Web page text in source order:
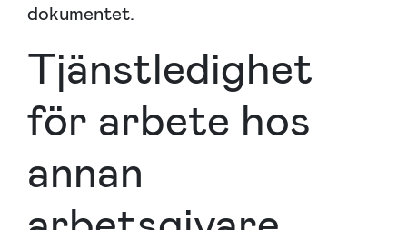
dokumentet.
Tjänstledighet
för arbete hos
annan